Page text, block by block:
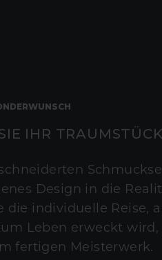
IHR TRAUMSTÜCK
Design in die
die individuelle Reise,
Leben erweckt wird,
fertigen Meisterwerk.